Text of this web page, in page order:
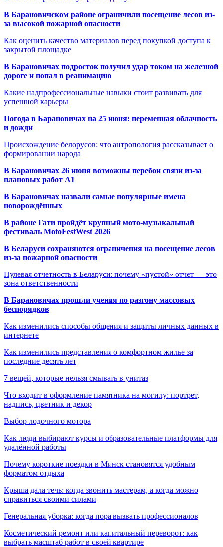
В Барановичском районе ограничили посещение лесов из-
за высокой пожарной опасности
Как оценить качество материалов перед покупкой доступа к
закрытой площадке
В Барановичах подросток получил удар током на железной
дороге и попал в реанимацию
Какие надпрофессиональные навыки стоит развивать для
успешной карьеры
Погода в Барановичах на 25 июня: переменная облачность
и дожди
Происхождение белорусов: что антропология рассказывает о
формировании народа
В Барановичах 26 июня возможны перебои связи из-за
плановых работ A1
В Барановичах назвали самые популярные имена
новорождённых
В районе Гати пройдёт крупный мото-музыкальный
фестиваль MotoFestWest 2026
В Беларуси сохраняются ограничения на посещение лесов
из-за пожарной опасности
Нулевая отчетность в Беларуси: почему «пустой» отчет — это
зона ответственности
В Барановичах прошли учения по разгону массовых
беспорядков
Как изменились способы общения и защиты личных данных в
интернете
Как изменились представления о комфортном жилье за
последние десять лет
7 вещей, которые нельзя смывать в унитаз
Что входит в оформление памятника на могилу: портрет,
надпись, цветник и декор
Выбор лодочного мотора
Как люди выбирают курсы и образовательные платформы для
удалённой работы
Почему короткие поездки в Минск становятся удобным
форматом отдыха
Крыша дала течь: когда звонить мастерам, а когда можно
справиться своими силами
Генеральная уборка: когда пора вызвать профессионалов
Косметический ремонт или капитальный переворот: как
выбрать масштаб работ в своей квартире